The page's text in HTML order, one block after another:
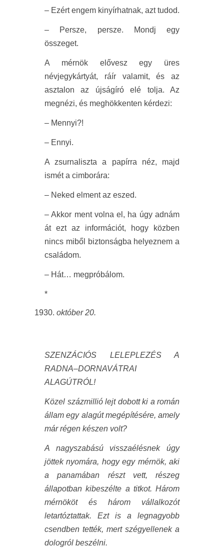
– Ezért engem kinyírhatnak, azt tudod.
– Persze, persze. Mondj egy
összeget.
A mérnök elővesz egy üres
névjegykártyát, ráír valamit, és az
asztalon az újságíró elé tolja. Az
megnézi, és meghökkenten kérdezi:
– Mennyi?!
– Ennyi.
A zsurnaliszta a papírra néz, majd
ismét a cimborára:
– Neked elment az eszed.
– Akkor ment volna el, ha úgy adnám
át ezt az információt, hogy közben
nincs miből biztonságba helyeznem a
családom.
– Hát… megpróbálom.
*
október 20.
SZENZÁCIÓS LELEPLEZÉS A
RADNA–DORNAVÁTRAI
ALAGÚTRÓL!
Közel százmillió lejt dobott ki a román
állam egy alagút megépítésére, amely
már régen készen volt?
A nagyszabású visszaélésnek úgy
jöttek nyomára, hogy egy mérnök, aki
a panamában részt vett, részeg
állapotban kibeszélte a titkot. Három
mérnököt és három vállalkozót
letartóztattak. Ezt is a legnagyobb
csendben tették, mert szégyellenek a
dologról beszélni.